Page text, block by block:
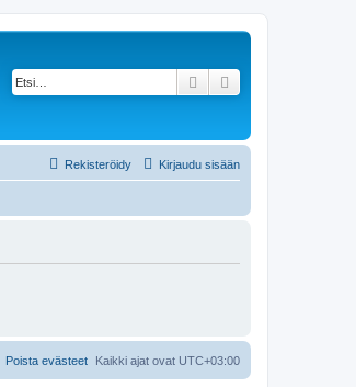
Etsi
Kirjaudu sisään
Rekisteröidy
Kaikki ajat ovat UTC+03:00
Poista evästeet